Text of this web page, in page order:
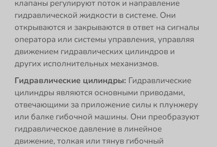
клапаны регулируют поток и направление
гидравлической жидкости в системе. Они
открываются и закрываются в ответ на сигналы
оператора или системы управления, управляя
движением гидравлических цилиндров и
других исполнительных механизмов.
Гидравлические цилиндры: Гидравлические
цилиндры являются основными приводами,
отвечающими за приложение силы к плунжеру
или балке гибочной машины. Они преобразуют
гидравлическое давление в линейное
движение, толкая или тянув гибочный